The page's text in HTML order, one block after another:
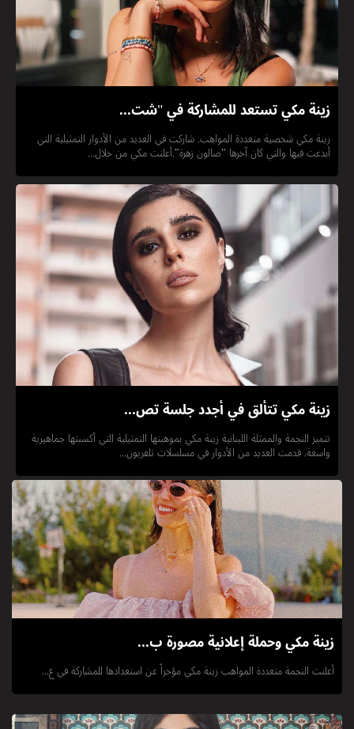
زينة مكي تستعد للمشاركة في "شت...
زينة مكي شخصية متعددة المواهب. شاركت في العديد من الأدوار التمثيلية التي
أبدعت فيها والتي كان آخرها "صالون زهرة".أعلنت مكي من خلال...
زينة مكي تتألق في أجدد جلسة تص...
تتميز النجمة والممثلة اللبنانية زينة مكي بموهبتها التمثيلية التي أكسبتها جماهيرية
واسعة. قدمت العديد من الأدوار في مسلسلات تلفزيون...
زينة مكي وحملة إعلانية مصورة ب...
أعلنت النجمة متعددة المواهب زينة مكي مؤخراً عن استعدادها للمشاركة في ع...